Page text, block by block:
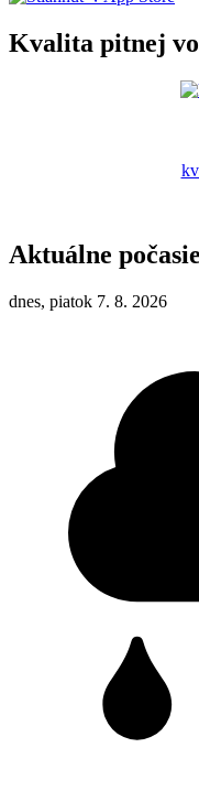
Kvalita pitnej
Aktuálne počasie
dnes, piatok 7. 8. 2026